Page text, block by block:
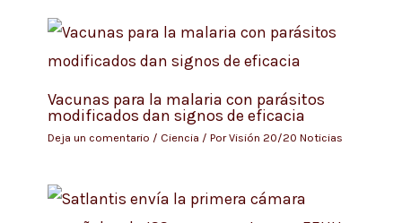
Vacunas para la malaria con parásitos
modificados dan signos de eficacia
Deja un comentario / Ciencia / PorVisión 20/20 Noticias